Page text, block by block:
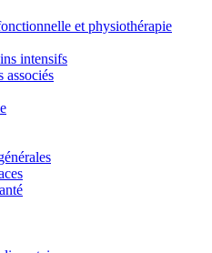
et physiothérapie
intensifs
associés